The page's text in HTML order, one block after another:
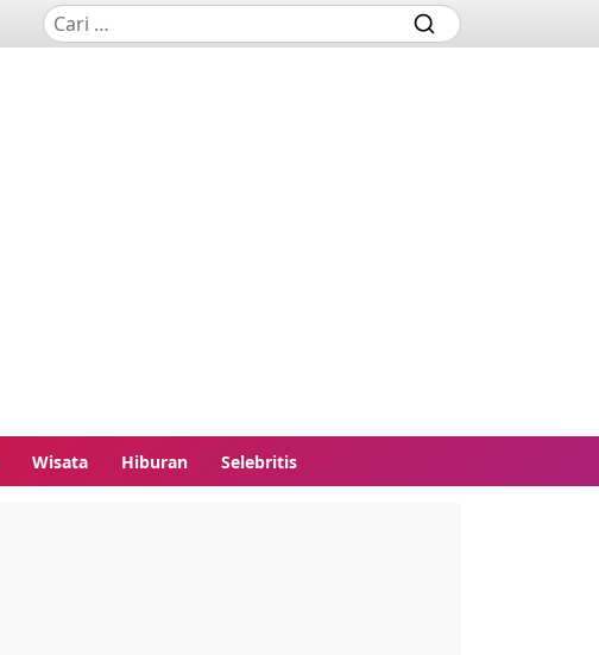
Wisata Hiburan Selebritis